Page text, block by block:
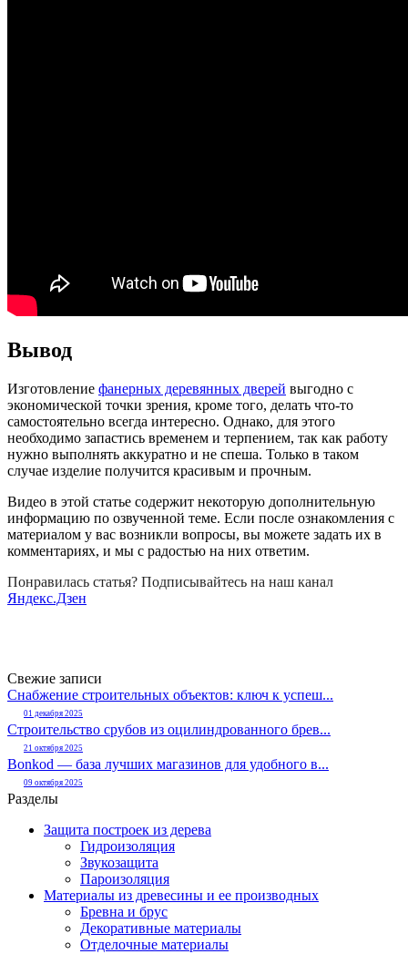
Вывод
Изготовление фанерных деревянных дверей выгодно с
экономической точки зрения, кроме того, делать что-то
самостоятельно всегда интересно. Однако, для этого
необходимо запастись временем и терпением, так как работу
нужно выполнять аккуратно и не спеша. Только в таком
случае изделие получится красивым и прочным.
Видео в этой статье содержит некоторую дополнительную
информацию по озвученной теме. Если после ознакомления с
материалом у вас возникли вопросы, вы можете задать их в
комментариях, и мы с радостью на них ответим.
Понравилась статья? Подписывайтесь на наш канал
Яндекс.Дзен
Свежие записи
Снабжение строительных объектов: ключ к успеш...
01 декабря 2025
Строительство срубов из оцилиндрованного брев...
21 октября 2025
Bonkod — база лучших магазинов для удобного в...
09 октября 2025
Разделы
Защита построек из дерева
Гидроизоляция
Звукозащита
Пароизоляция
Материалы из древесины и ее производных
Бревна и брус
Декоративные материалы
Отделочные материалы